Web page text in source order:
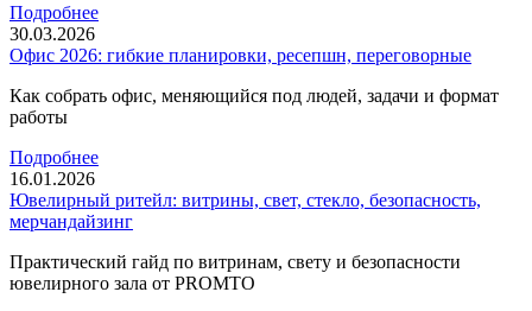
Подробнее
30.03.2026
Офис 2026: гибкие планировки, ресепшн, переговорные
Как собрать офис, меняющийся под людей, задачи и формат
работы
Подробнее
16.01.2026
Ювелирный ритейл: витрины, свет, стекло, безопасность,
мерчандайзинг
Практический гайд по витринам, свету и безопасности
ювелирного зала от PROMTO